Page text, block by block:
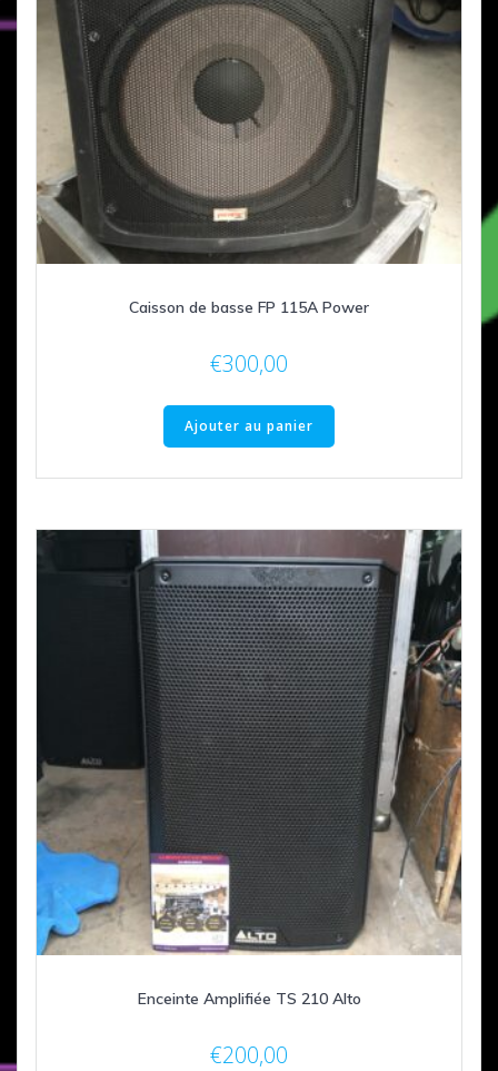
Caisson de basse FP 115A Power
€300,00
Ajouter au panier
Enceinte Amplifiée TS 210 Alto
€200,00